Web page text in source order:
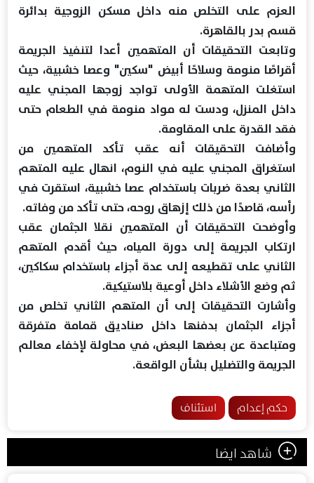
العزم على التخلص منه داخل مسكن الزوجية بدائرة
قسم بدر بالقاهرة.
وتابعت التحقيقات أن المتهمين أعدا لتنفيذ الجريمة
أقراصًا منومة وسلاحًا أبيض "سكين" وعصا خشبية، حيث
استغلت المتهمة الأولى تواجد زوجها المجني عليه
داخل المنزل، ودست له مواد منومة في الطعام حتى
فقد القدرة على المقاومة.
وأضافت التحقيقات أنه عقب تأكد المتهمين من
استغراق المجني عليه في النوم، انهال عليه المتهم
الثاني بعدة ضربات باستخدام عصا خشبية، استقرت في
رأسه، قاصدًا من ذلك إزهاق روحه، حتى تأكد من وفاته.
وأوضحت التحقيقات أن المتهمين نقلا الجثمان عقب
ارتكاب الجريمة إلى دورة المياه، حيث أقدم المتهم
الثاني على تقطيعه إلى عدة أجزاء باستخدام سكاكين،
ثم وضع الأشلاء داخل أوعية بلاستيكية.
وأشارت التحقيقات إلى أن المتهم الثاني تخلص من
أجزاء الجثمان بدفنها داخل صناديق قمامة متفرقة
ومتباعدة عن بعضها البعض، في محاولة لإخفاء معالم
الجريمة والتضليل بشأن الواقعة.
حكم إعدام استئناف
شاهد ايضا